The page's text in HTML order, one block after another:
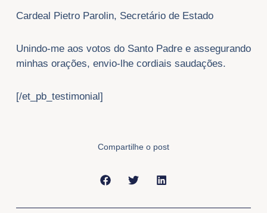
Cardeal Pietro Parolin, Secretário de Estado
Unindo-me aos votos do Santo Padre e assegurando
minhas orações, envio-lhe cordiais saudações.
[/et_pb_testimonial]
Compartilhe o post